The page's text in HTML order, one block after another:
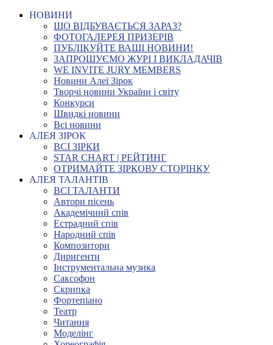
НОВИНИ
ЩО ВІДБУВАЄТЬСЯ ЗАРАЗ?
ФОТОГАЛЕРЕЯ ПРИЗЕРІВ
ПУБЛІКУЙТЕ ВАШІ НОВИНИ!
ЗАПРОШУЄМО ЖУРІ І ВИКЛАДАЧІВ
WE INVITE JURY MEMBERS
Новини Алеї Зірок
Творчі новини України і світу
Конкурси
Швидкі новини
Всі новини
АЛЕЯ ЗІРОК
ВСІ ЗІРКИ
STAR CHART | РЕЙТИНГ
ОТРИМАЙТЕ ЗІРКОВУ СТОРІНКУ
АЛЕЯ ТАЛАНТІВ
ВСІ ТАЛАНТИ
Автори пісень
Академічний спів
Естрадний спів
Народний спів
Композитори
Диригенти
Інструментальна музика
Саксофон
Скрипка
Фортепіано
Театр
Читання
Моделінг